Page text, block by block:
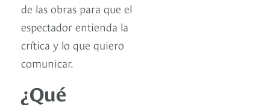
de las obras para que el
espectador entienda la
crítica y lo que quiero
comunicar.
¿Qué